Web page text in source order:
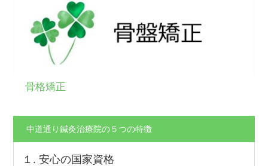
骨格矯正
中道通り鍼灸治療院の５つの特徴
１. 安心の国家資格